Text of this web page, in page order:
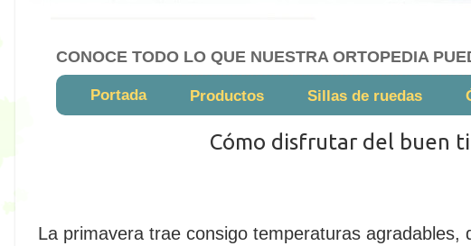
CONOCE TODO LO QUE NUESTRA ORTOPEDIA
Portada Productos Sillas de ruedas
Cómo disfrutar del buen
La primavera trae consigo temperaturas